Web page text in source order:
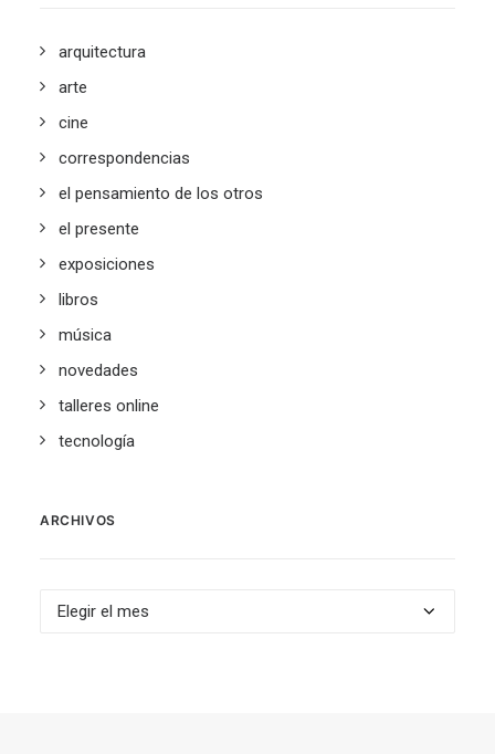
arquitectura
arte
cine
correspondencias
el pensamiento de los otros
el presente
exposiciones
libros
música
novedades
talleres online
tecnología
ARCHIVOS
Archivos